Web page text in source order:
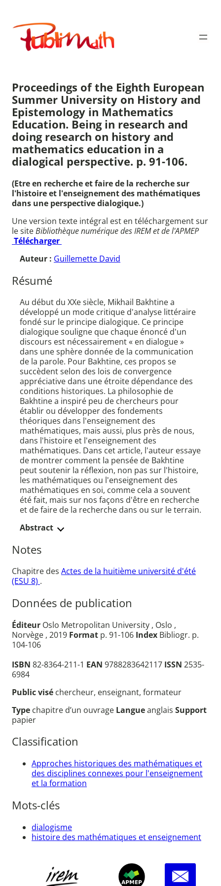
contenu
Publimath
Proceedings of the Eighth European
Summer University on History and
Epistemology in Mathematics
Education. Being in research and
doing research on history and
mathematics education in a
dialogical perspective. p. 91-106.
(Etre en recherche et faire de la recherche sur
l'histoire et l'enseignement des mathématiques
dans une perspective dialogique.)
Une version texte intégral est en téléchargement sur
le siteBibliothèque numérique des IREM et de l'APMEP
Télécharger
Auteur : Guillemette David
Résumé
Au début du XXe siècle, Mikhail Bakhtine a
développé un mode critique d'analyse littéraire
fondé sur le principe dialogique. Ce principe
dialogique souligne que chaque énoncé d'un
discours est nécessairement « en dialogue »
dans une sphère donnée de la communication
de la parole. Pour Bakhtine, ces propos se
succèdent selon des lois de convergence
appréciative dans une étroite dépendance des
conditions historiques. La philosophie de
Bakhtine a inspiré peu de chercheurs pour
établir ou développer des fondements
théoriques dans l'enseignement des
mathématiques, mais aussi, plus près de nous,
dans l'histoire et l'enseignement des
mathématiques. Dans cet article, l'auteur essaye
de montrer comment la pensée de Bakhtine
peut soutenir la réflexion, non pas sur l'histoire,
les mathématiques ou l'enseignement des
mathématiques en soi, comme cela a souvent
été fait, mais sur nos façons d'être en recherche
et de faire de la recherche dans ou sur le terrain.
Abstract
Notes
Chapitre des Actes de la huitième université d'été
(ESU 8) .
Données de publication
Éditeur Oslo Metropolitan University , Oslo ,
Norvège , 2019 Format p. 91-106 Index Bibliogr. p.
104-106
ISBN 82-8364-211-1 EAN 9788283642117 ISSN 2535-
6984
Public visé chercheur, enseignant, formateur
Type chapitre d’un ouvrage Langueanglais Support
papier
Classification
Approches historiques des mathématiques et
des disciplines connexes pour l'enseignement
et la formation
Mots-clés
dialogisme
histoire des mathématiques et enseignement